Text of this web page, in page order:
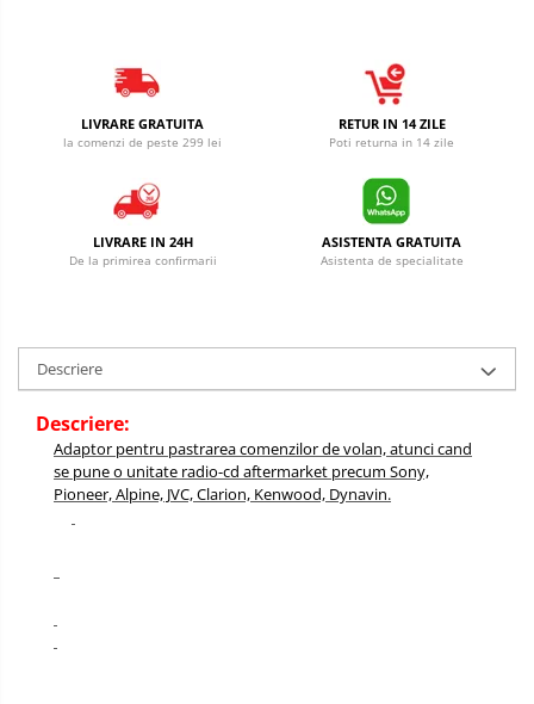
LIVRARE GRATUITA
la comenzi de peste 299 lei
RETUR IN 14 ZILE
Poti returna in 14 zile
LIVRARE IN 24H
De la primirea confirmarii
ASISTENTA GRATUITA
Asistenta de specialitate
Descriere
Descriere:
Adaptor pentru pastrarea comenzilor de volan, atunci cand
se pune o unitate radio-cd aftermarket precum Sony,
Pioneer, Alpine, JVC, Clarion, Kenwood, Dynavin.